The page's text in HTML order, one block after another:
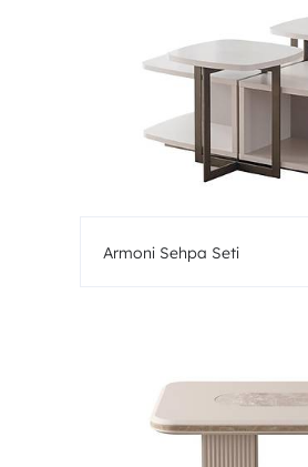
Armoni Sehpa Seti